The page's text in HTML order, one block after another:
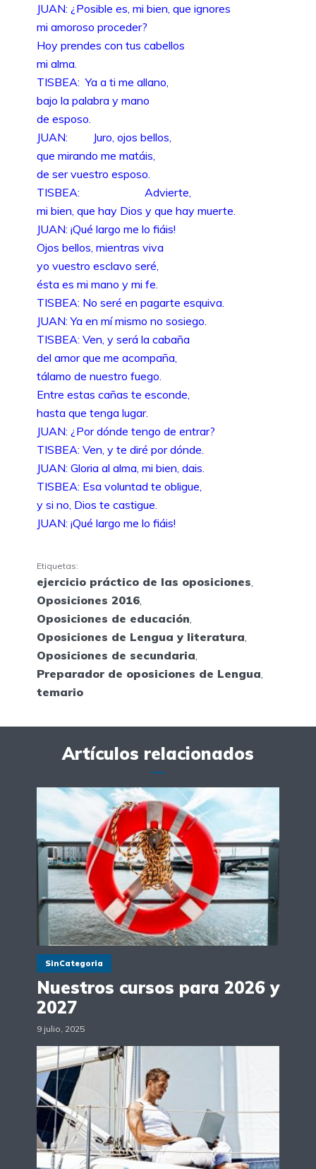
JUAN: ¿Posible es, mi bien, que ignores
mi amoroso proceder?
Hoy prendes con tus cabellos
mi alma.
TISBEA: Ya a ti me allano,
bajo la palabra y mano
de esposo.
JUAN: Juro, ojos bellos,
que mirando me matáis,
de ser vuestro esposo.
TISBEA: Advierte,
mi bien, que hay Dios y que hay muerte.
JUAN: ¡Qué largo me lo fiáis!
Ojos bellos, mientras viva
yo vuestro esclavo seré,
ésta es mi mano y mi fe.
TISBEA: No seré en pagarte esquiva.
JUAN: Ya en mí mismo no sosiego.
TISBEA: Ven, y será la cabaña
del amor que me acompaña,
tálamo de nuestro fuego.
Entre estas cañas te esconde,
hasta que tenga lugar.
JUAN: ¿Por dónde tengo de entrar?
TISBEA: Ven, y te diré por dónde.
JUAN: Gloria al alma, mi bien, dais.
TISBEA: Esa voluntad te obligue,
y si no, Dios te castigue.
JUAN: ¡Qué largo me lo fiáis!
Etiquetas:
ejercicio práctico de las oposiciones,
Oposiciones 2016,
Oposiciones de educación,
Oposiciones de Lengua y literatura,
Oposiciones de secundaria,
Preparador de oposiciones de Lengua,
temario
Artículos relacionados
SinCategoria
Nuestros cursos para 2026 y
2027
9 julio, 2025